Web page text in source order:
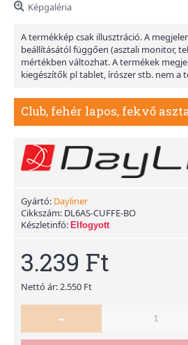
Képgaléria
A termékkép csak illusztráció. A
beállításától függően (asztali monitor,
mértékben változhat. A termékek
kiegészítők pl tablet, írószer stb. nem a
Club, fehér lapos, fekvő
Gyártó: Dayliner
Cikkszám: DL6AS-CUFFE-BO
Készletinfó: Elfogyott
3.239 Ft
Nettó ár: 2.550 Ft
-